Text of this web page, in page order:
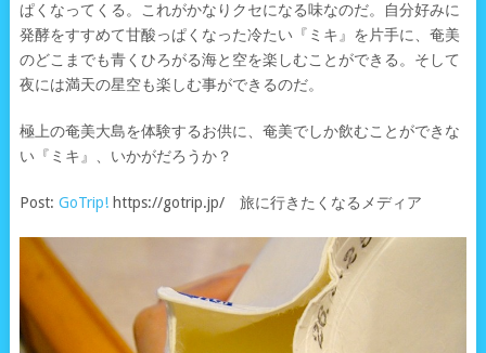
ぱくなってくる。これがかなりクセになる味なのだ。自分好みに
発酵をすすめて甘酸っぱくなった冷たい『ミキ』を片手に、奄美
のどこまでも青くひろがる海と空を楽しむことができる。そして
夜には満天の星空も楽しむ事ができるのだ。
極上の奄美大島を体験するお供に、奄美でしか飲むことができな
い『ミキ』、いかがだろうか？
Post: GoTrip!https://gotrip.jp/ 旅に行きたくなるメディア